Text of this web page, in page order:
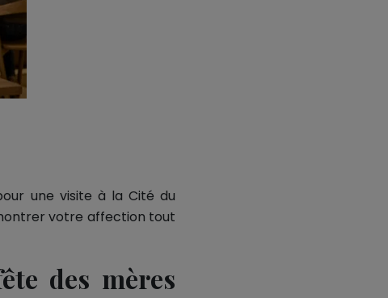
une visite à la Cité du
votre affection tout
des mères